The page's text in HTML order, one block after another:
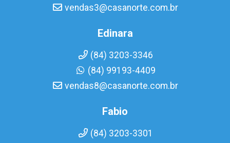
vendas3@casanorte.com.br
Edinara
(84) 3203-3346
(84) 99193-4409
vendas8@casanorte.com.br
Fabio
(84) 3203-3301